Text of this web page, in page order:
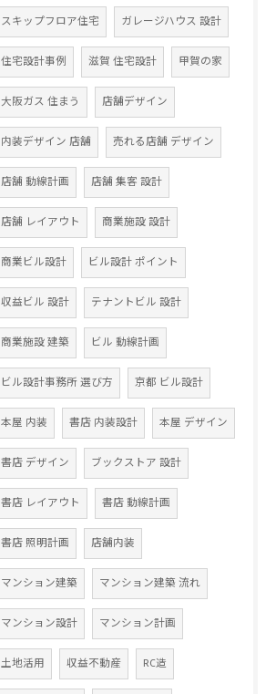
スキップフロア住宅 ガレージハウス 設計
住宅設計事例 滋賀 住宅設計 甲賀の家
大阪ガス 住まう 店舗デザイン
内装デザイン 店舗 売れる店舗 デザイン
店舗 動線計画 店舗 集客 設計
店舗 レイアウト 商業施設 設計
商業ビル設計 ビル設計 ポイント
収益ビル 設計 テナントビル 設計
商業施設 建築 ビル 動線計画
ビル設計事務所 選び方 京都 ビル設計
本屋 内装 書店 内装設計 本屋 デザイン
書店 デザイン ブックストア 設計
書店 レイアウト 書店 動線計画
書店 照明計画 店舗内装
マンション建築 マンション建築 流れ
マンション設計 マンション計画
土地活用 収益不動産 RC造